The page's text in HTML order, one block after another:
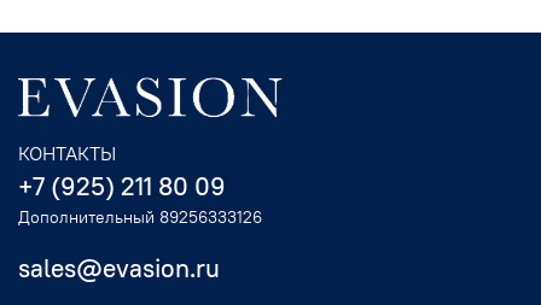
КОНТАКТЫ
+7 (925) 211 80 09
Дополнительный 89256333126
sales@evasion.ru